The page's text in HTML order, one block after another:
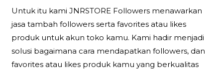
Untuk itu kami JNRSTORE Followers menawarkan
jasa tambah followers serta favorites atau likes
produk untuk akun toko kamu. Kami hadir menjadi
solusi bagaimana cara mendapatkan followers, dan
favorites atau likes produk kamu yang berkualitas